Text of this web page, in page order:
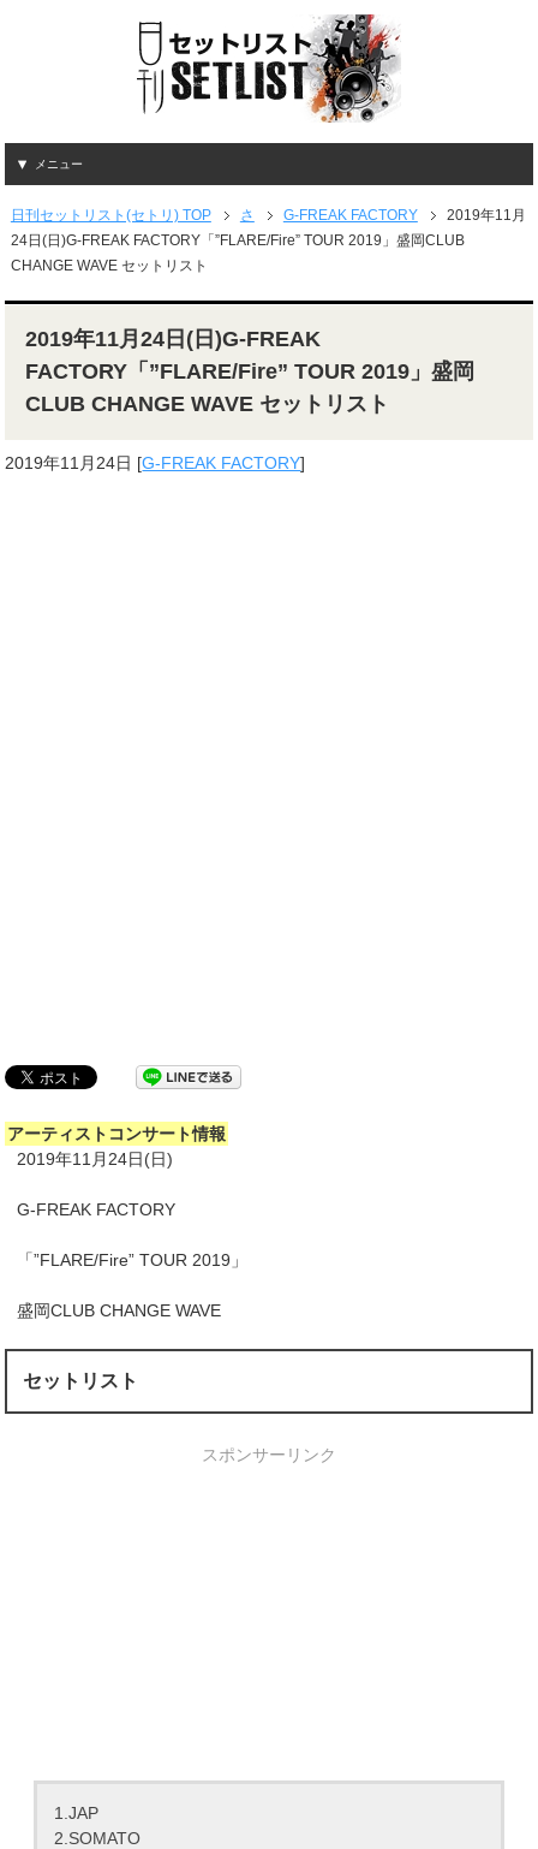
メニュー
日刊セットリスト(セトリ) TOP さ G-FREAK FACTORY
2019年11月
24日(日)G-FREAK FACTORY「”FLARE/Fire” TOUR 2019」盛岡CLUB
CHANGE WAVE セットリスト
2019年11月24日(日)G-FREAK
FACTORY「”FLARE/Fire” TOUR 2019」盛岡
CLUB CHANGE WAVE セットリスト
2019年11月24日 [G-FREAK FACTORY]
アーティストコンサート情報
2019年11月24日(日)
G-FREAK FACTORY
「”FLARE/Fire” TOUR 2019」
盛岡CLUB CHANGE WAVE
セットリスト
スポンサーリンク
1.JAP
2.SOMATO